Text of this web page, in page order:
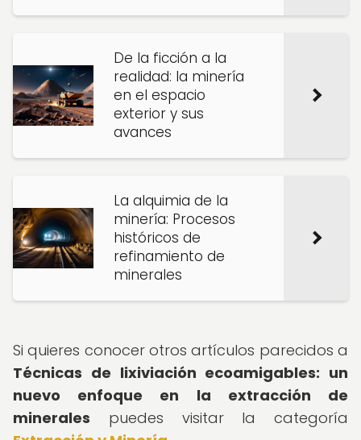
De la ficción a la
realidad: la minería
en el espacio
exterior y sus
avances
La alquimia de la
minería: Procesos
históricos de
refinamiento de
minerales
Si quieres conocer otros artículos parecidos a
Técnicas de lixiviación ecoamigables: un
nuevo enfoque en la extracción de
minerales puedes visitar la categoría